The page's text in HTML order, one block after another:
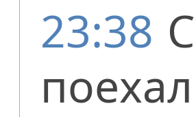
23:38